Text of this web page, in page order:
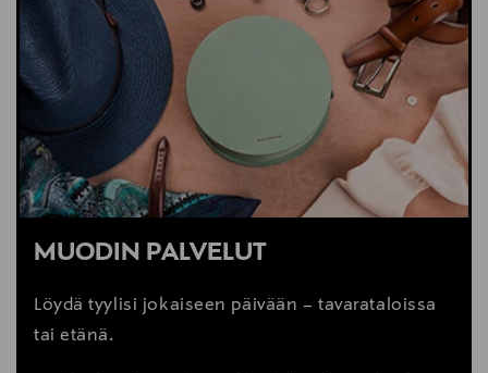
MUODIN PALVELUT
Löydä tyylisi jokaiseen päivään – tavarataloissa
tai etänä.